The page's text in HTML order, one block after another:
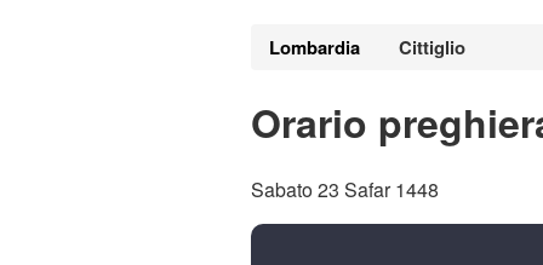
Lombardia Cittiglio
Orario
Sabato 23 Safar 1448